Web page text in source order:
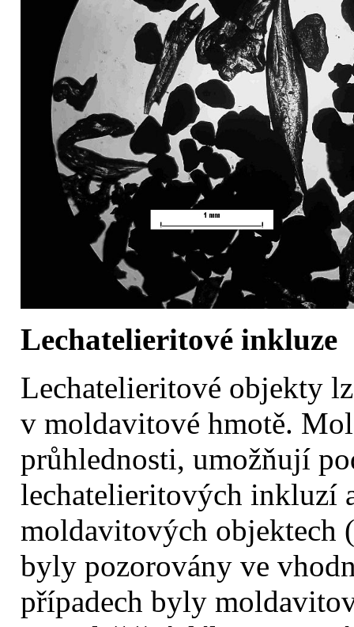
Lechatelieritové inkluze
Lechatelieritové objekty
v moldavitové hmotě.
průhlednosti, umožňují
lechatelieritových inkluzí
moldavitových objektech
byly pozorovány ve
případech byly